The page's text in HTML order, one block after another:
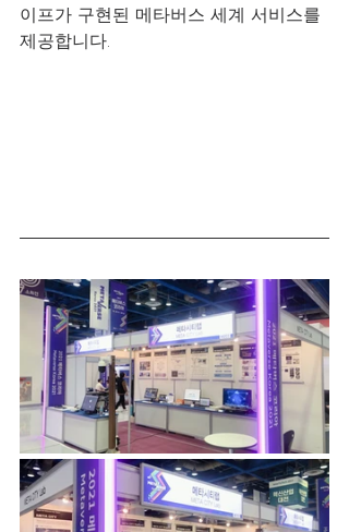
이프가 구현된 메타버스 세계 서비스를
제공합니다.